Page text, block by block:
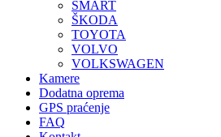
SMART
ŠKODA
TOYOTA
VOLVO
VOLKSWAGEN
Kamere
Dodatna oprema
GPS praćenje
FAQ